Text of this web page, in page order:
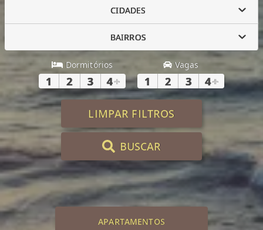
CIDADES
BAIRROS
Dormitórios
1 2 3 4+
Vagas
1 2 3 4+
LIMPAR FILTROS
BUSCAR
APARTAMENTOS